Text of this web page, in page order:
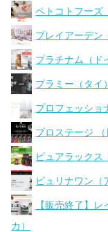
ペトコトフーズ
プレイアーデン
プラチナム（ド
プラミー（タイ）
プロフェッショ
プロステージ （
ピュアラックス
ピュリナワン（
【販売終了】
カ）